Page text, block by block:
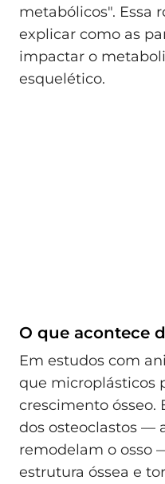
metabólicos". Essa
explicar como as
impactar o
esquelético.
O que acontece
Em estudos com
que microplásticos
crescimento ósseo.
dos osteoclastos —
remodelam o osso
estrutura óssea e